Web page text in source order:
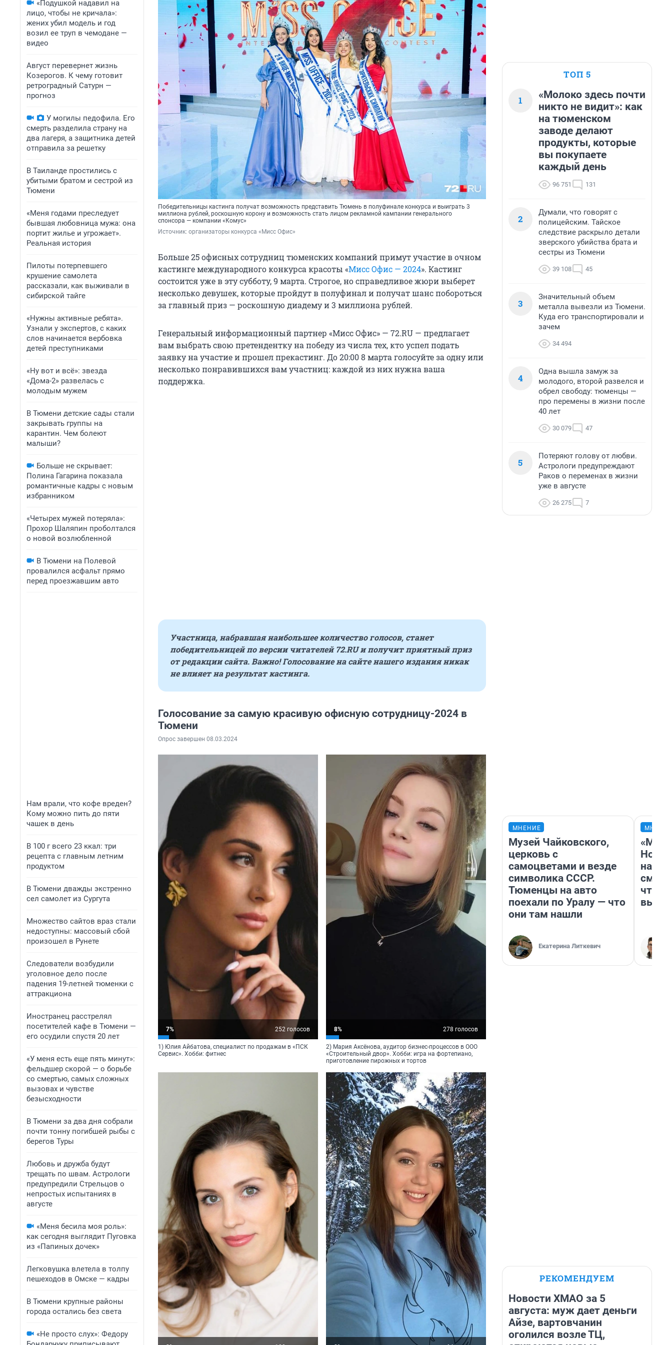
«Подушкой надавил на
лицо, чтобы не кричала»:
жених убил модель и год
возил ее труп в чемодане —
видео
Август перевернет жизнь
Козерогов. К чему готовит
ретроградный Сатурн —
прогноз
У могилы педофила. Его
смерть разделила страну на
два лагеря, а защитника детей
отправила за решетку
В Таиланде простились с
убитыми братом и сестрой из
Тюмени
«Меня годами преследует
бывшая любовница мужа: она
портит жилье и угрожает».
Реальная история
Пилоты потерпевшего
крушение самолета
рассказали, как выживали в
сибирской тайге
«Нужны активные ребята».
Узнали у экспертов, с каких
слов начинается вербовка
детей преступниками
«Ну вот и всё»: звезда
«Дома-2» развелась с
молодым мужем
В Тюмени детские сады стали
закрывать группы на
карантин. Чем болеют
малыши?
Больше не скрывает:
Полина Гагарина показала
романтичные кадры с новым
избранником
«Четырех мужей потеряла»:
Прохор Шаляпин проболтался
о новой возлюбленной
В Тюмени на Полевой
провалился асфальт прямо
перед проезжавшим авто
Нам врали, что кофе вреден?
Кому можно пить до пяти
чашек в день
В 100 г всего 23 ккал: три
рецепта с главным летним
продуктом
В Тюмени дважды экстренно
сел самолет из Сургута
Множество сайтов враз стали
недоступны: массовый сбой
произошел в Рунете
Следователи возбудили
уголовное дело после
падения 19-летней тюменки с
аттракциона
Иностранец расстрелял
посетителей кафе в Тюмени —
его осудили спустя 20 лет
«У меня есть еще пять минут»:
фельдшер скорой — о борьбе
со смертью, самых сложных
вызовах и чувстве
безысходности
В Тюмени за два дня собрали
почти тонну погибшей рыбы с
берегов Туры
Любовь и дружба будут
трещать по швам. Астрологи
предупредили Стрельцов о
непростых испытаниях в
августе
«Меня бесила моя роль»:
как сегодня выглядит Пуговка
из «Папиных дочек»
Легковушка влетела в толпу
пешеходов в Омске — кадры
В Тюмени крупные районы
города остались без света
«Не просто слух»: Федору
Победительницы кастинга получат возможность представить Тюмень в полуфинале конкурса и выиграть 3
миллиона рублей, роскошную корону и возможность стать лицом рекламной кампании генерального
спонсора — компании «Комус»
Источник: организаторы конкурса «Мисс Офис»
Больше 25 офисных сотрудниц тюменских компаний примут участие в очном
кастинге международного конкурса красоты «Мисс Офис — 2024». Кастинг
состоится уже в эту субботу, 9 марта. Строгое, но справедливое жюри выберет
несколько девушек, которые пройдут в полуфинал и получат шанс побороться
за главный приз — роскошную диадему и 3 миллиона рублей.
Генеральный информационный партнер «Мисс Офис» — 72.RU — предлагает
вам выбрать свою претендентку на победу из числа тех, кто успел подать
заявку на участие и прошел прекастинг. До 20:00 8 марта голосуйте за одну или
несколько понравившихся вам участниц: каждой из них нужна ваша
поддержка.
Участница, набравшая наибольшее количество голосов, станет
победительницей по версии читателей 72.RU и получит приятный приз
от редакции сайта. Важно! Голосование на сайте нашего издания никак
не влияет на результат кастинга.
Голосование за самую красивую офисную сотрудницу-2024 в
Тюмени
Опрос завершен 08.03.2024
7% 252 голосов
1) Юлия Айбатова, специалист по продажам в «ПСК
Сервис». Хобби: фитнес
8% 278 голосов
2) Мария Аксёнова, аудитор бизнес-процессов в ООО
«Строительный двор». Хобби: игра на фортепиано,
приготовление пирожных и тортов
ТОП 5
1
«Молоко здесь почти
никто не видит»: как
на тюменском
заводе делают
продукты, которые
вы покупаете
каждый день
96 751 131
2
Думали, что говорят с
полицейским. Тайское
следствие раскрыло детали
зверского убийства брата и
сестры из Тюмени
39 108 45
3
Значительный объем
металла вывезли из Тюмени.
Куда его транспортировали и
зачем
34 494
4
Одна вышла замуж за
молодого, второй развелся и
обрел свободу: тюменцы —
про перемены в жизни после
40 лет
30 079 47
5
Потеряют голову от любви.
Астрологи предупреждают
Раков о переменах в жизни
уже в августе
26 275 7
МНЕНИЕ
Музей Чайковского,
церковь с
самоцветами и везде
символика СССР.
Тюменцы на авто
поехали по Уралу — что
они там нашли
Екатерина Литкевич
«Мы
РЕКОМЕНДУЕМ
Новости ХМАО за 5
августа: муж дает деньги
Айзе, вартовчанин
оголился возле ТЦ,